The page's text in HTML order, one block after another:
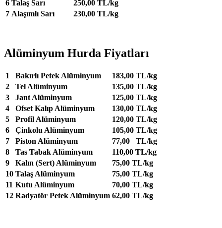
6 Talaş Sarı
250,00 TL/kg
7 Alaşımlı Sarı 230,00 TL/kg
Alüminyum Hurda Fiyatları
1 Bakırlı Petek Alüminyum
183,00 TL/kg
2
Tel Alüminyum
135,00 TL/kg
3
Jant Alüminyum
125,00 TL/kg
4
Ofset Kalıp Alüminyum
130,00 TL/kg
5
Profil Alüminyum
120,00 TL/kg
6
Çinkolu Alüminyum
105,00 TL/kg
7
Piston Alüminyum
77,00 TL/kg
8
Tas Tabak Alüminyum
110,00 TL/kg
9
Kalın (Sert) Alüminyum
75,00 TL/kg
10 Talaş Alüminyum
75,00 TL/kg
11 Kutu Alüminyum
70,00 TL/kg
12 Radyatör Petek Alüminyum 62,00 TL/kg